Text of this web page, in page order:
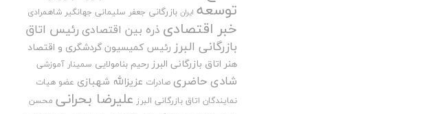
توسعه ایران بازرگانی جعفر سلیمانی جهانگیر شاهمرادی
خبر اقتصادی ذره بین اقتصادی رئیس اتاق
بازرگانی البرز رئیس کمیسیون گردشگری و اقتصاد
هنر اتاق بازرگانی البرز رحیم بنامولایی سمینار آموزشی
شادی حاضری صادرات عزیزالله شهبازی عضو هیات
نمایندگان اتاق بازرگانی البرز علیرضا بحرانی محسن